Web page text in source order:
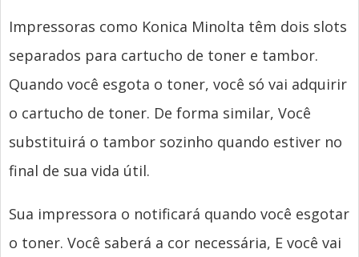
Impressoras como Konica Minolta têm dois slots
separados para cartucho de toner e tambor.
Quando você esgota o toner, você só vai adquirir
o cartucho de toner. De forma similar, Você
substituirá o tambor sozinho quando estiver no
final de sua vida útil.
Sua impressora o notificará quando você esgotar
o toner. Você saberá a cor necessária, E você vai